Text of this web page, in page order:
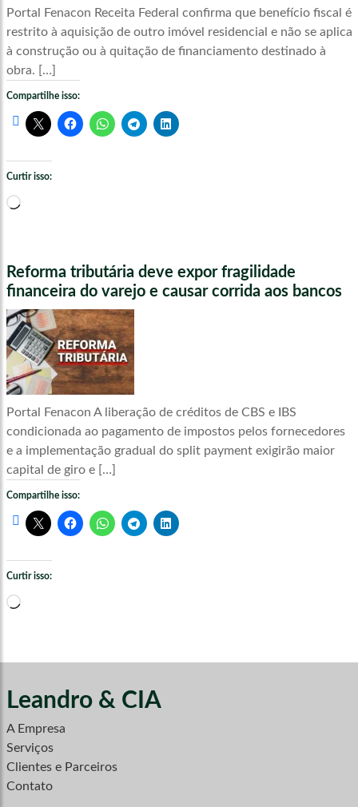
Portal Fenacon Receita Federal confirma que benefício fiscal é
restrito à aquisição de outro imóvel residencial e não se aplica
à construção ou à quitação de financiamento destinado à
obra. […]
Compartilhe isso:
Curtir isso:
Carregando...
Reforma tributária deve expor fragilidade
financeira do varejo e causar corrida aos bancos
Portal Fenacon A liberação de créditos de CBS e IBS
condicionada ao pagamento de impostos pelos fornecedores
e a implementação gradual do split payment exigirão maior
capital de giro e […]
Compartilhe isso:
Curtir isso:
Carregando...
Leandro & CIA
A Empresa
Serviços
Clientes e Parceiros
Contato